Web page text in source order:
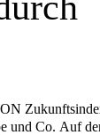
dem Weg